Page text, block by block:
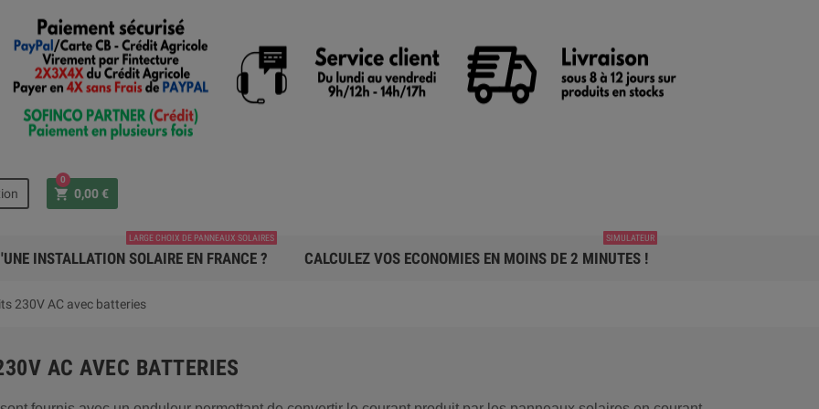
shopping_cart 0,00 €
0
INSTALLATION SOLAIRE EN FRANCE ?
LARGE CHOIX DE PANNEAUX SOLAIRES
CALCULEZ VOS ECONOMIES EN MOINS DE 2 MINUTES !
SIMULATEUR
230V AC avec batteries
AC AVEC BATTERIES